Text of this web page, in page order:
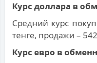
Курс доллара в
Средний курс
тенге, продажи –
Курс евро в